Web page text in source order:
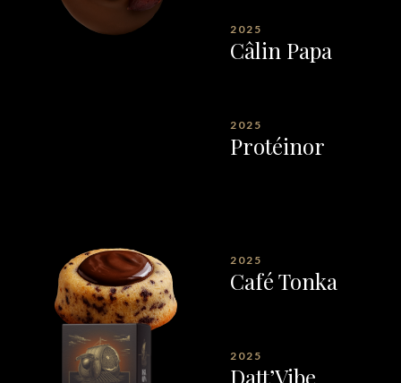
2025
Câlin Papa
2025
Protéinor
2025
Café Tonka
2025
Datt’Vibe